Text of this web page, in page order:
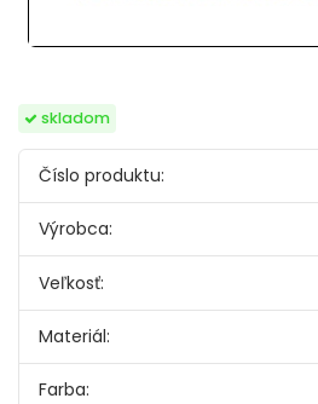
skladom
Číslo produktu:
Výrobca:
Veľkosť:
Materiál:
Farba: